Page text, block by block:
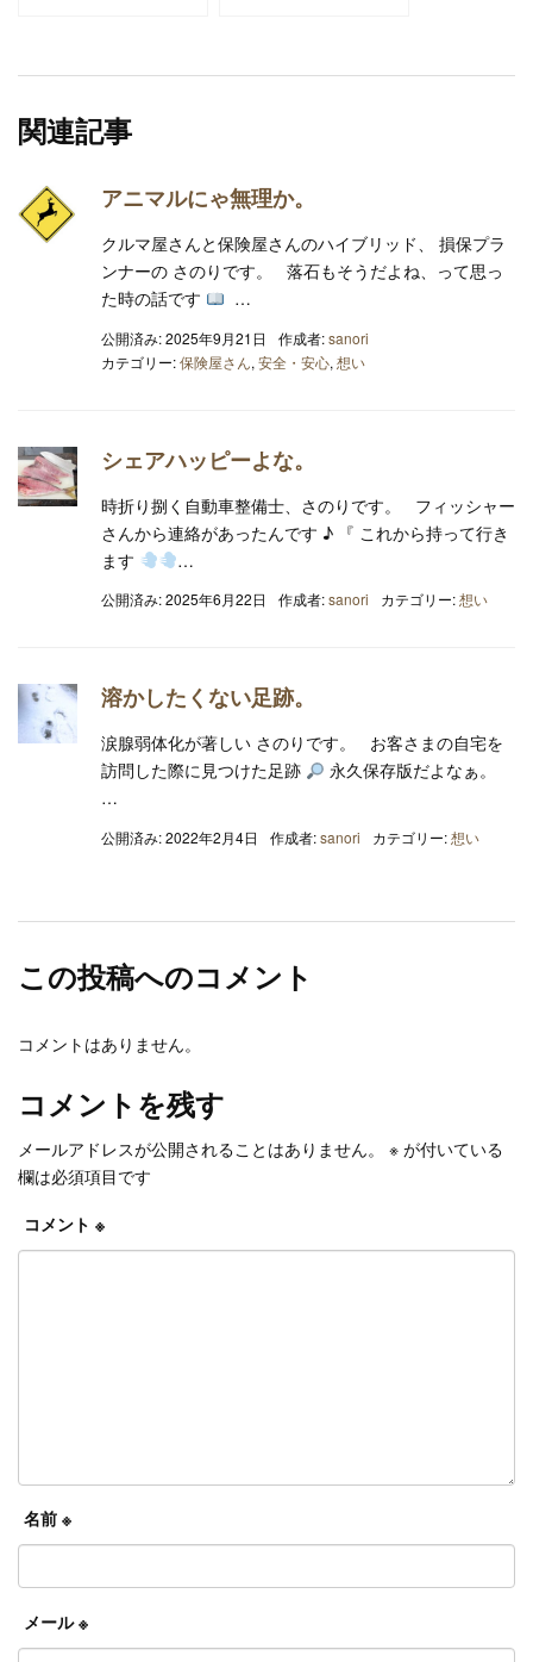
関連記事
アニマルにゃ無理か。
クルマ屋さんと保険屋さんのハイブリッド、 損保プラ
ンナーの さのりです。 落石もそうだよね、って思っ
た時の話です
…
公開済み: 2025年9月21日 作成者:sanori
カテゴリー:保険屋さん, 安全・安心, 想い
シェアハッピーよな。
時折り捌く自動車整備士、さのりです。 フィッシャー
さんから連絡があったんです ♪ 『 これから持って行き
ます
…
公開済み: 2025年6月22日 作成者:sanori カテゴリー:想い
溶かしたくない足跡。
涙腺弱体化が著しい さのりです。 お客さまの自宅を
訪問した際に見つけた足跡
永久保存版だよなぁ。
…
公開済み: 2022年2月4日 作成者:sanori カテゴリー:想い
この投稿へのコメント
コメントはありません。
コメントを残す
メールアドレスが公開されることはありません。 ※ が付いている
欄は必須項目です
コメント ※
名前 ※
メール※